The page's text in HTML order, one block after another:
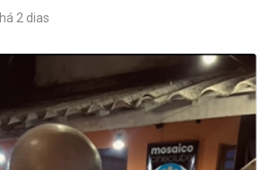
há 2 dias